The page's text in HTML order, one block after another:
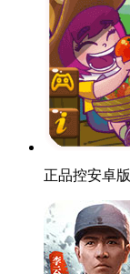
正品控安卓版